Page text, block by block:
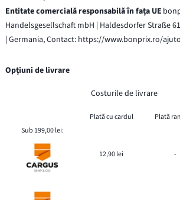
Entitate comercială responsabilă în fața UE
Handelsgesellschaft mbH | Haldesdorfer Straße
| Germania, Contact: https://www.bonprix.ro/
Opțiuni de livrare
Costurile de livrare
Plată cu cardul
Plată
Sub 199,00 lei:
12,90 lei -